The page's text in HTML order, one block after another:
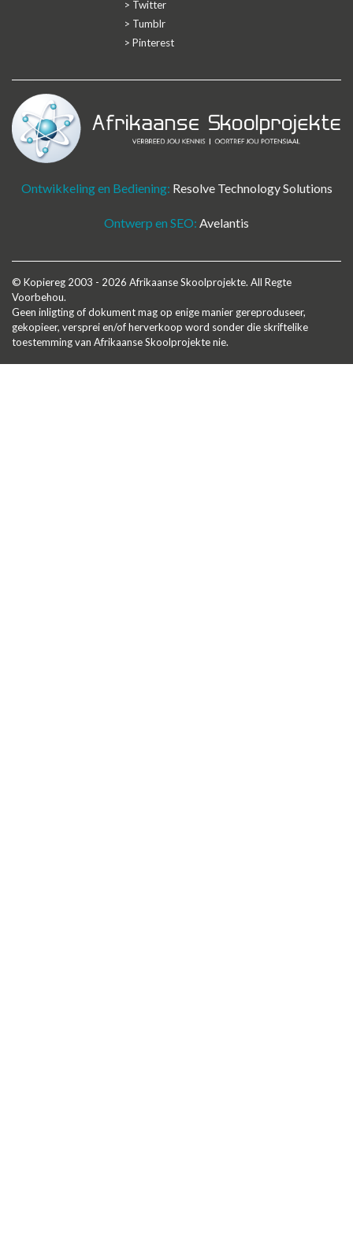
> Twitter
> Tumblr
> Pinterest
Ontwikkeling en Bediening: Resolve Technology Solutions
Ontwerp en SEO: Avelantis
© Kopiereg 2003 - 2026 Afrikaanse Skoolprojekte. All Regte
Voorbehou.
Geen inligting of dokument mag op enige manier gereproduseer,
gekopieer, versprei en/of herverkoop word sonder die skriftelike
toestemming van Afrikaanse Skoolprojekte nie.